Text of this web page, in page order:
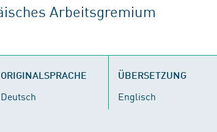
Arbeitsgremium
ORIGINALSPRACHE
Deutsch
ÜBERSETZUNG
Englisch